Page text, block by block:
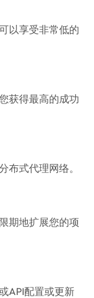
以享受非常低的
获得最高的成功
布式代理网络。
期地扩展您的项
API配置或更新